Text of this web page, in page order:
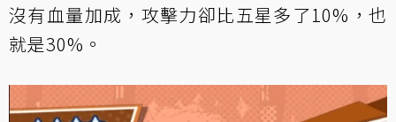
沒有血量加成，攻擊力卻比五星多了10%，也
就是30%。